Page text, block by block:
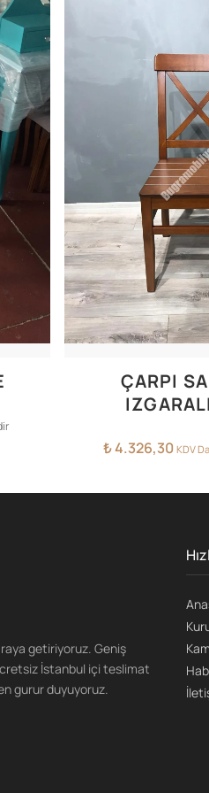
ÇARPI
₺4.326,30 KDV
getiriyoruz. Geniş
İstanbul içi teslimat
gurur duyuyoruz.